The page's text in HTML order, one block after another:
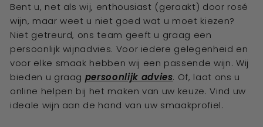
Bent u, net als wij, enthousiast (geraakt) door rosé
wijn, maar weet u niet goed wat u moet kiezen?
Niet getreurd, ons team geeft u graag een
persoonlijk wijnadvies. Voor iedere gelegenheid en
voor elke smaak hebben wij een passende wijn. Wij
bieden u graag persoonlijk advies. Of, laat ons u
online helpen bij het maken van uw keuze. Vind uw
ideale wijn aan de hand van uw smaakprofiel.